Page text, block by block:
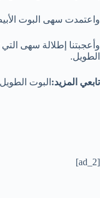
واعتمدت سهى البوت
وأعجبتنا إطلالة سهى
الطويل.
تابعي المزيد: البوت
[ad_2]